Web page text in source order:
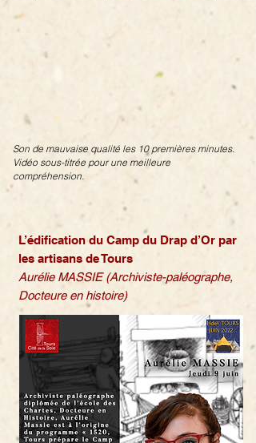
Son de mauvaise qualité les 10 premières minutes.
Vidéo sous-titrée pour une meilleure
compréhension.
L’édification du Camp du Drap d’Or par
les artisans de Tours
Aurélie MASSIE (Archiviste-paléographe,
Docteure en histoire)